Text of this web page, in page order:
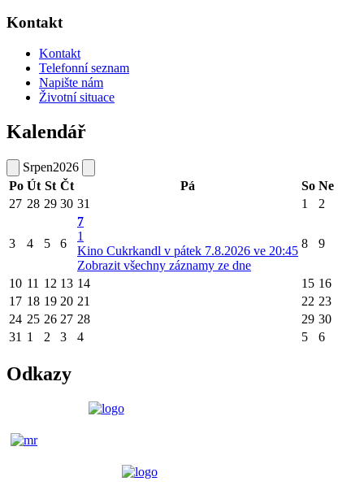
Kontakt
Kontakt
Telefonní seznam
Napište nám
Životní situace
Kalendář
Srpen2026
Po Út St Čt Pá So Ne
27 28 29 30 31 1 2
3 4 5 6
7
1
Kino Cukrkandl v pátek 7.8.2026 ve 20:45
Zobrazit všechny záznamy ze dne
8 9
10 11 12 13 14 15 16
17 18 19 20 21 22 23
24 25 26 27 28 29 30
31 1 2 3 4 5 6
Odkazy